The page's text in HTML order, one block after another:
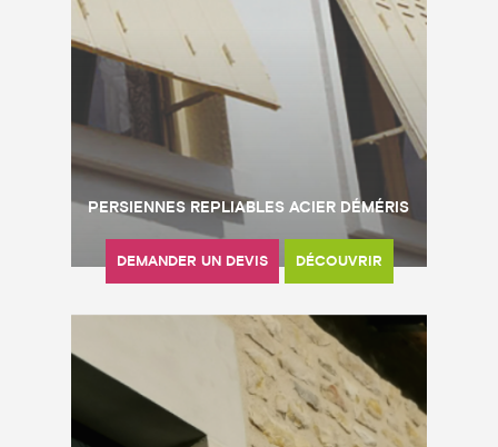
PERSIENNES REPLIABLES ACIER DÉMÉRIS
DEMANDER UN DEVIS DÉCOUVRIR